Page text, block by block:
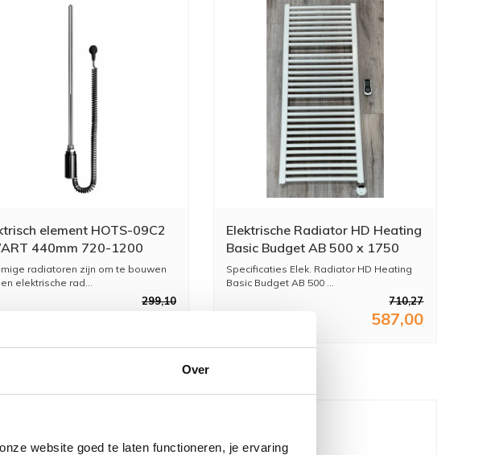
Over
website goed te laten functioneren, je ervaring
element HOTS-09C2
440mm 720-1200
+ Vloeistof + Montage &
radiatoren zijn om te bouwen
elektrische rad...
299,10
Elektrische Radiator HD Heating
Basic Budget AB 500 x 1750
mm 900 Watt Mat Wit
Specificaties Elek. Radiator HD Heating
Basic Budget AB 500 ...
710,27
587,00